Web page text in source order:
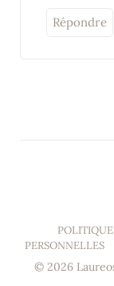
Répondre
PERSONNELLES
© 2026